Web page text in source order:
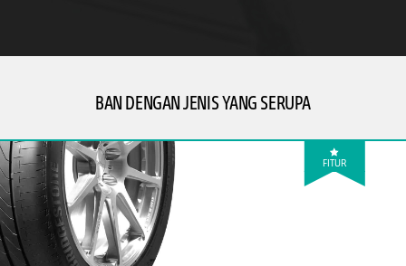
BAN DENGAN JENIS YANG SERUPA
FITUR